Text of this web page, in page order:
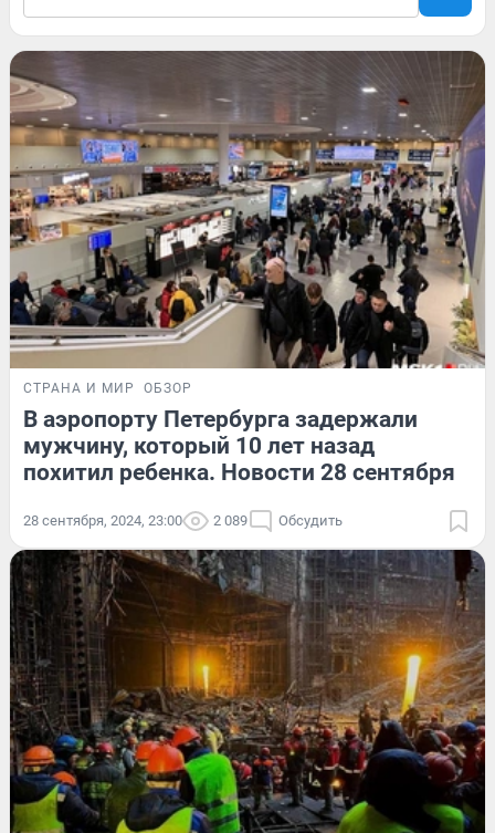
СТРАНА И МИР ОБЗОР
В аэропорту Петербурга задержали
мужчину, который 10 лет назад
похитил ребенка. Новости 28 сентября
28 сентября, 2024, 23:00 2 089 Обсудить